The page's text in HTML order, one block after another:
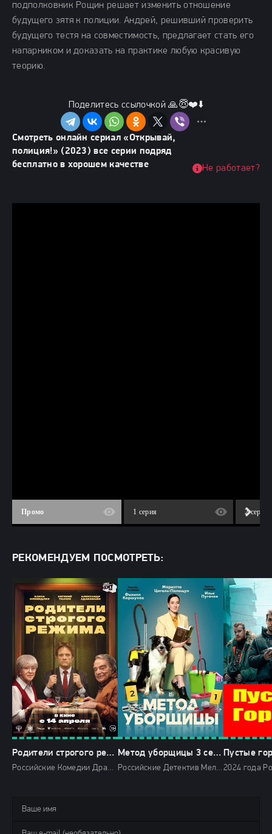
подполковник Рощин решает изменить отношение
будущего зятя к полиции. Андрей, решивший проверить
будущего тестя на совместимость, предлагает стать его
напарником и доказать на практике любую красивую
теорию.
Поделитесь ссылочкой 🙏😇❤️⬇️
Смотреть онлайн сериал «Открывай,
полиция!» (2023) все серии подряд
бесплатно в хорошем качестве
Промо 1 серия 2 серия
Не работает?
РЕКОМЕНДУЕМ ПОСМОТРЕТЬ:
Родители строгого режима
Российские Комедии Драмы 2022 HD
Метод уборщицы 3 сезон (2024)
Российские Детектив Мелодрамы 2024 года ТВЦ мини-сериалы HD
Пустые